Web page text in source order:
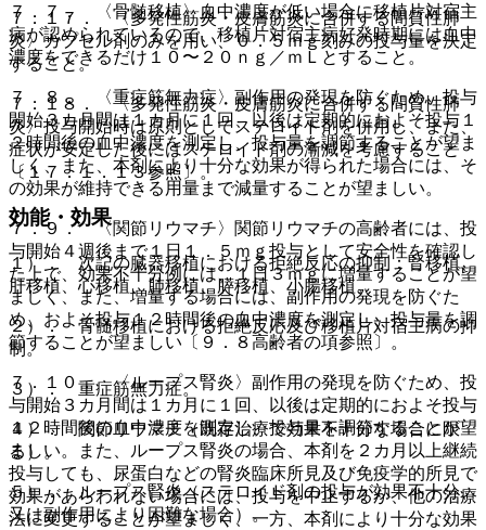
７．１７． 〈多発性筋炎・皮膚筋炎に合併する間質性肺
炎〉カプセル剤のみを用い、０．５ｍｇ刻みの投与量を決定
すること。
７．１８． 〈多発性筋炎・皮膚筋炎に合併する間質性肺
炎〉投与開始時は原則としてステロイド剤を併用し、また、
症状が安定した後にはステロイド剤の漸減を考慮すること
〔１７．１．１３参照〕。
効能・効果
１）． 次記の臓器移植における拒絶反応の抑制：腎移植、
肝移植、心移植、肺移植、膵移植、小腸移植。
２）． 骨髄移植における拒絶反応及び移植片対宿主病の抑
制。
３）． 重症筋無力症。
４）． 関節リウマチ（既存治療で効果不十分な場合に限
る）。
５）． ループス腎炎（ステロイド剤の投与が効果不十分、
又は副作用により困難な場合）。
７．７． 〈骨髄移植〉血中濃度が低い場合に移植片対宿主
病が認められているので、移植片対宿主病好発時期には血中
濃度をできるだけ１０〜２０ｎｇ／ｍＬとすること。
７．８． 〈重症筋無力症〉副作用の発現を防ぐため、投与
開始３カ月間は１カ月に１回、以後は定期的におよそ投与１
２時間後の血中濃度を測定し、投与量を調節することが望ま
しく、また、本剤により十分な効果が得られた場合には、そ
の効果が維持できる用量まで減量することが望ましい。
７．９． 〈関節リウマチ〉関節リウマチの高齢者には、投
与開始４週後まで１日１．５ｍｇ投与として安全性を確認し
た上で、効果不十分例には、１日３ｍｇに増量することが望
ましく、また、増量する場合には、副作用の発現を防ぐた
め、およそ投与１２時間後の血中濃度を測定し、投与量を調
節することが望ましい〔９．８高齢者の項参照〕。
７．１０． 〈ループス腎炎〉副作用の発現を防ぐため、投
与開始３カ月間は１カ月に１回、以後は定期的におよそ投与
１２時間後の血中濃度を測定し、投与量を調節することが望
ましい。また、ループス腎炎の場合、本剤を２カ月以上継続
投与しても、尿蛋白などの腎炎臨床所見及び免疫学的所見で
効果があらわれない場合には、投与を中止するか、他の治療
法に変更することが望ましく、一方、本剤により十分な効果